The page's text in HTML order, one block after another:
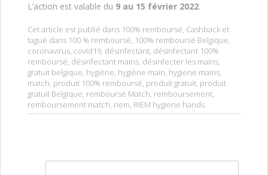
L’action est valable du 9 au 15 février 2022.
Cet article est publié dans 100% remboursé, Cashback et
tagué dans 100 % remboursé, 100% remboursé Belgique,
coronavirus, covid19, désinfectant, désinfectant 100%
remboursé, désinfectant mains, désinfecter les mains,
gratuit belgique, hygiène, hygiène main, hygiene mains,
match, produit 100% remboursé, produit gratuit, produit
gratuit Belgique, remboursé Match, remboursement,
remboursement match, riem, RIEM hygiene hands.